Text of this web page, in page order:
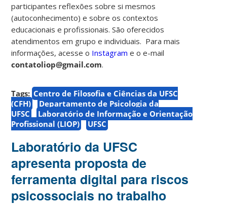
participantes reflexões sobre si mesmos
(autoconhecimento) e sobre os contextos
educacionais e profissionais. São oferecidos
atendimentos em grupo e individuais. Para mais
informações, acesse o Instagrame o e-mail
contatoliop@gmail.com.
Tags: Centro de Filosofia e Ciências da UFSC
(CFH)
Departamento de Psicologia da
UFSC
Laboratório de Informação e Orientação
Profissional (LIOP)
UFSC
Laboratório da UFSC
apresenta proposta de
ferramenta digital para riscos
psicossociais no trabalho